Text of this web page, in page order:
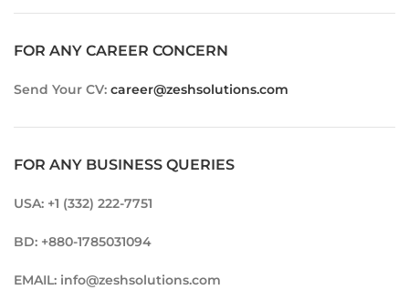
FOR ANY CAREER CONCERN
Send Your CV: career@zeshsolutions.com
FOR ANY BUSINESS QUERIES
USA: +1 (332) 222-7751
BD: +880-1785031094
EMAIL: info@zeshsolutions.com